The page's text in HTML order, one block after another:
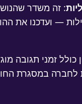
: זה משדר
— ועדכנו את
כולל זמני
לחברה במסגרת